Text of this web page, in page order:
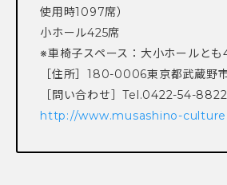
使用時1097席）
小ホール425席
※車椅子スペース：大小ホールとも
［住所］180-0006東京都武蔵野
［問い合わせ］Tel.0422-54-8822
http://www.musashino-